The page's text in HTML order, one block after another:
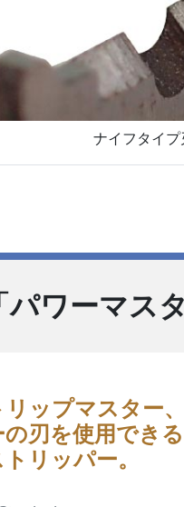
ナイフタイプ
パワーマスタ
リップマスター
の刃を使用でき
リッパー。